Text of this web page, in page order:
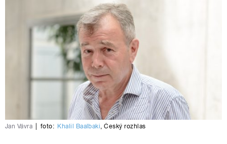
Jan Vávra foto: Khalil Baalbaki,Český rozhlas